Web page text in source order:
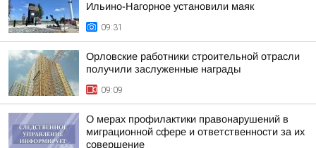
Ильино-Нагорное установили маяк
09:31
Орловские работники строительной отрасли
получили заслуженные награды
09:09
О мерах профилактики правонарушений в
миграционной сфере и ответственности за их
совершение